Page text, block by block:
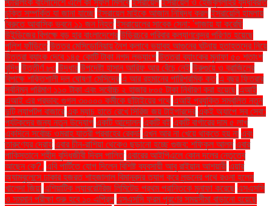
স্টারলিংক বাংলাদেশে এলে কী সুফল মিলবে ইসরায়েল ইসরায়েল ও হেজবুল্লাহর যুদ্ধবিরতি
চুক্তি সম্পর্কিত যা জানা যাচ্ছে ইসরায়েল মাইকে আজান নিষিদ্ধ করল ইসরায়েলি হামলায়
বৈরুতে আবাসিক ভবনে ১১ জন নিহত ইসরায়েলের সাবেক সেনা: 'গাজায় যা করেছি
উইন্ডিজের বিপক্ষে বড় হার বাংলাদেশের উড়িরচরে পরিবার কল্যাণকেন্দ্র পরিণত হয়েছে
পুলিশ ফাঁড়িতে উত্তর মেসিডোনিয়ায় নৈশ ক্লাবে ভয়াবহ আগুনের ঘটনায় হতাহতদের নিয়ে
উত্তরা ব্যাংক দেবে ১৪৫ কোটি টাকা নগদ লভ্যাংশ উত্তরা ব্যাংকের মুনাফা ৫০ শতাংশ
বৃদ্ধি উত্তীর্ণ ৮৩ উদ্ধার উপদেষ্টা হাসান আরিফ আর বেঁচে নেই উরুগুয়ে ও ব্রাজিলের
বিপক্ষে শক্তিশালী দল ঘোষণা মেসিদের এ আর রহমানের পারিশ্রমিক কত এ বছর ফিতরার
সর্বনিম্ন পরিমাণ ১১০ টাকা এবং সর্বোচ্চ ২ হাজার ৮০৫ টাকা নির্ধারণ করা হয়েছে এআই
এআই এর প্রভাব: গুগল ৩০০০০ কর্মীকে ছাঁটাইয়ের পথে এআই প্রযুক্তি সম্বলিত নতুন
দুটি ল্যাপটপ বাজারে এক ম্যাচ হাতে রেখে সিরিজ জয় টাইগারদের একই অ্যাপে সব সেবা:
পর্যটকদের জন্য নতুন উদ্যোগ একটি আন্দোলন একটি বই একটি বার্গারের দাম ৫ লাখ
একদিনে সর্বোচ্চ ওমরাহ যাত্রী প্রবাহের রেকর্ড এখন আর না খেয়ে থাকতে হয় না এবং
তারুণ্যের দ্রোহ এবার চীন-রাশিয়া থেকেও ছড়ানো হচ্ছে গুজব: শফিকুল আলম এবার
পাকিস্তানে শহীদ বুদ্ধিজীবী দিবস পালিত এবারের আইপিএলে কোন দলের নেতৃত্বে
আছেন কে?. এবি পার্টিতে যোগ দিলেন বিশিষ্ট ব্যবসায়ী আবু রাইয়ান আশয়ারী এয়ার
অ্যাম্বুলেন্সে ঢাকার হজরত শাহজালাল বিমানবন্দর ত্যাগ করে লন্ডনের পথে রওনা হলেন
খালেদা জিয়া এশিয়াটিক ল্যাবরেটরিজ লিমিটেড প্রথম প্রান্তিকে মুনাফা করেছে এসএসসি
ও সমমান পরীক্ষা শুরু হবে ১০ এপ্রিল এসএসসি ফরম পূরণের সময়সীমা বাড়ানো হয়েছে